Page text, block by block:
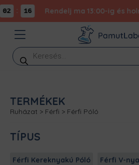
16 Rendelj ma 13:00-ig és
Products
search
TERMÉKEK
Ruházat > Férfi > Férfi Póló
TÍPUS
Férfi Kereknyakú Póló Férfi V-